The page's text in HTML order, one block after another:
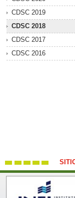
CDSC 2019
CDSC 2018
CDSC 2017
CDSC 2016